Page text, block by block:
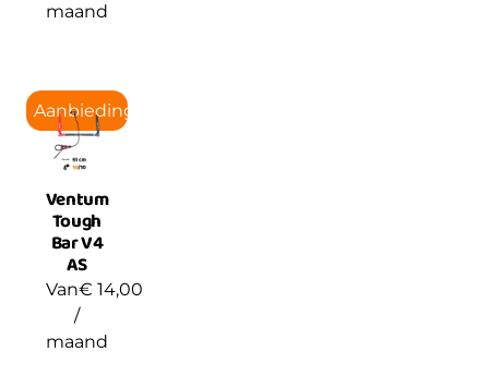
maand
Aanbieding!
Ventum
Tough
Bar V4
AS
Van€ 14,00
/
maand